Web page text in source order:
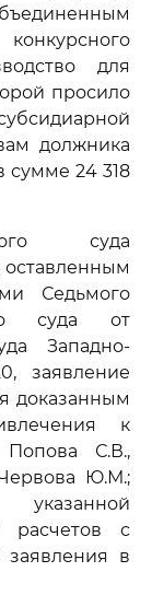
для
просило
должника
сумме 24 318
суда
оставленным
Седьмого
суда от
Западно-
заявление
доказанным
к
Попова С.В.,
Ю.М.;
расчетов с
заявления в